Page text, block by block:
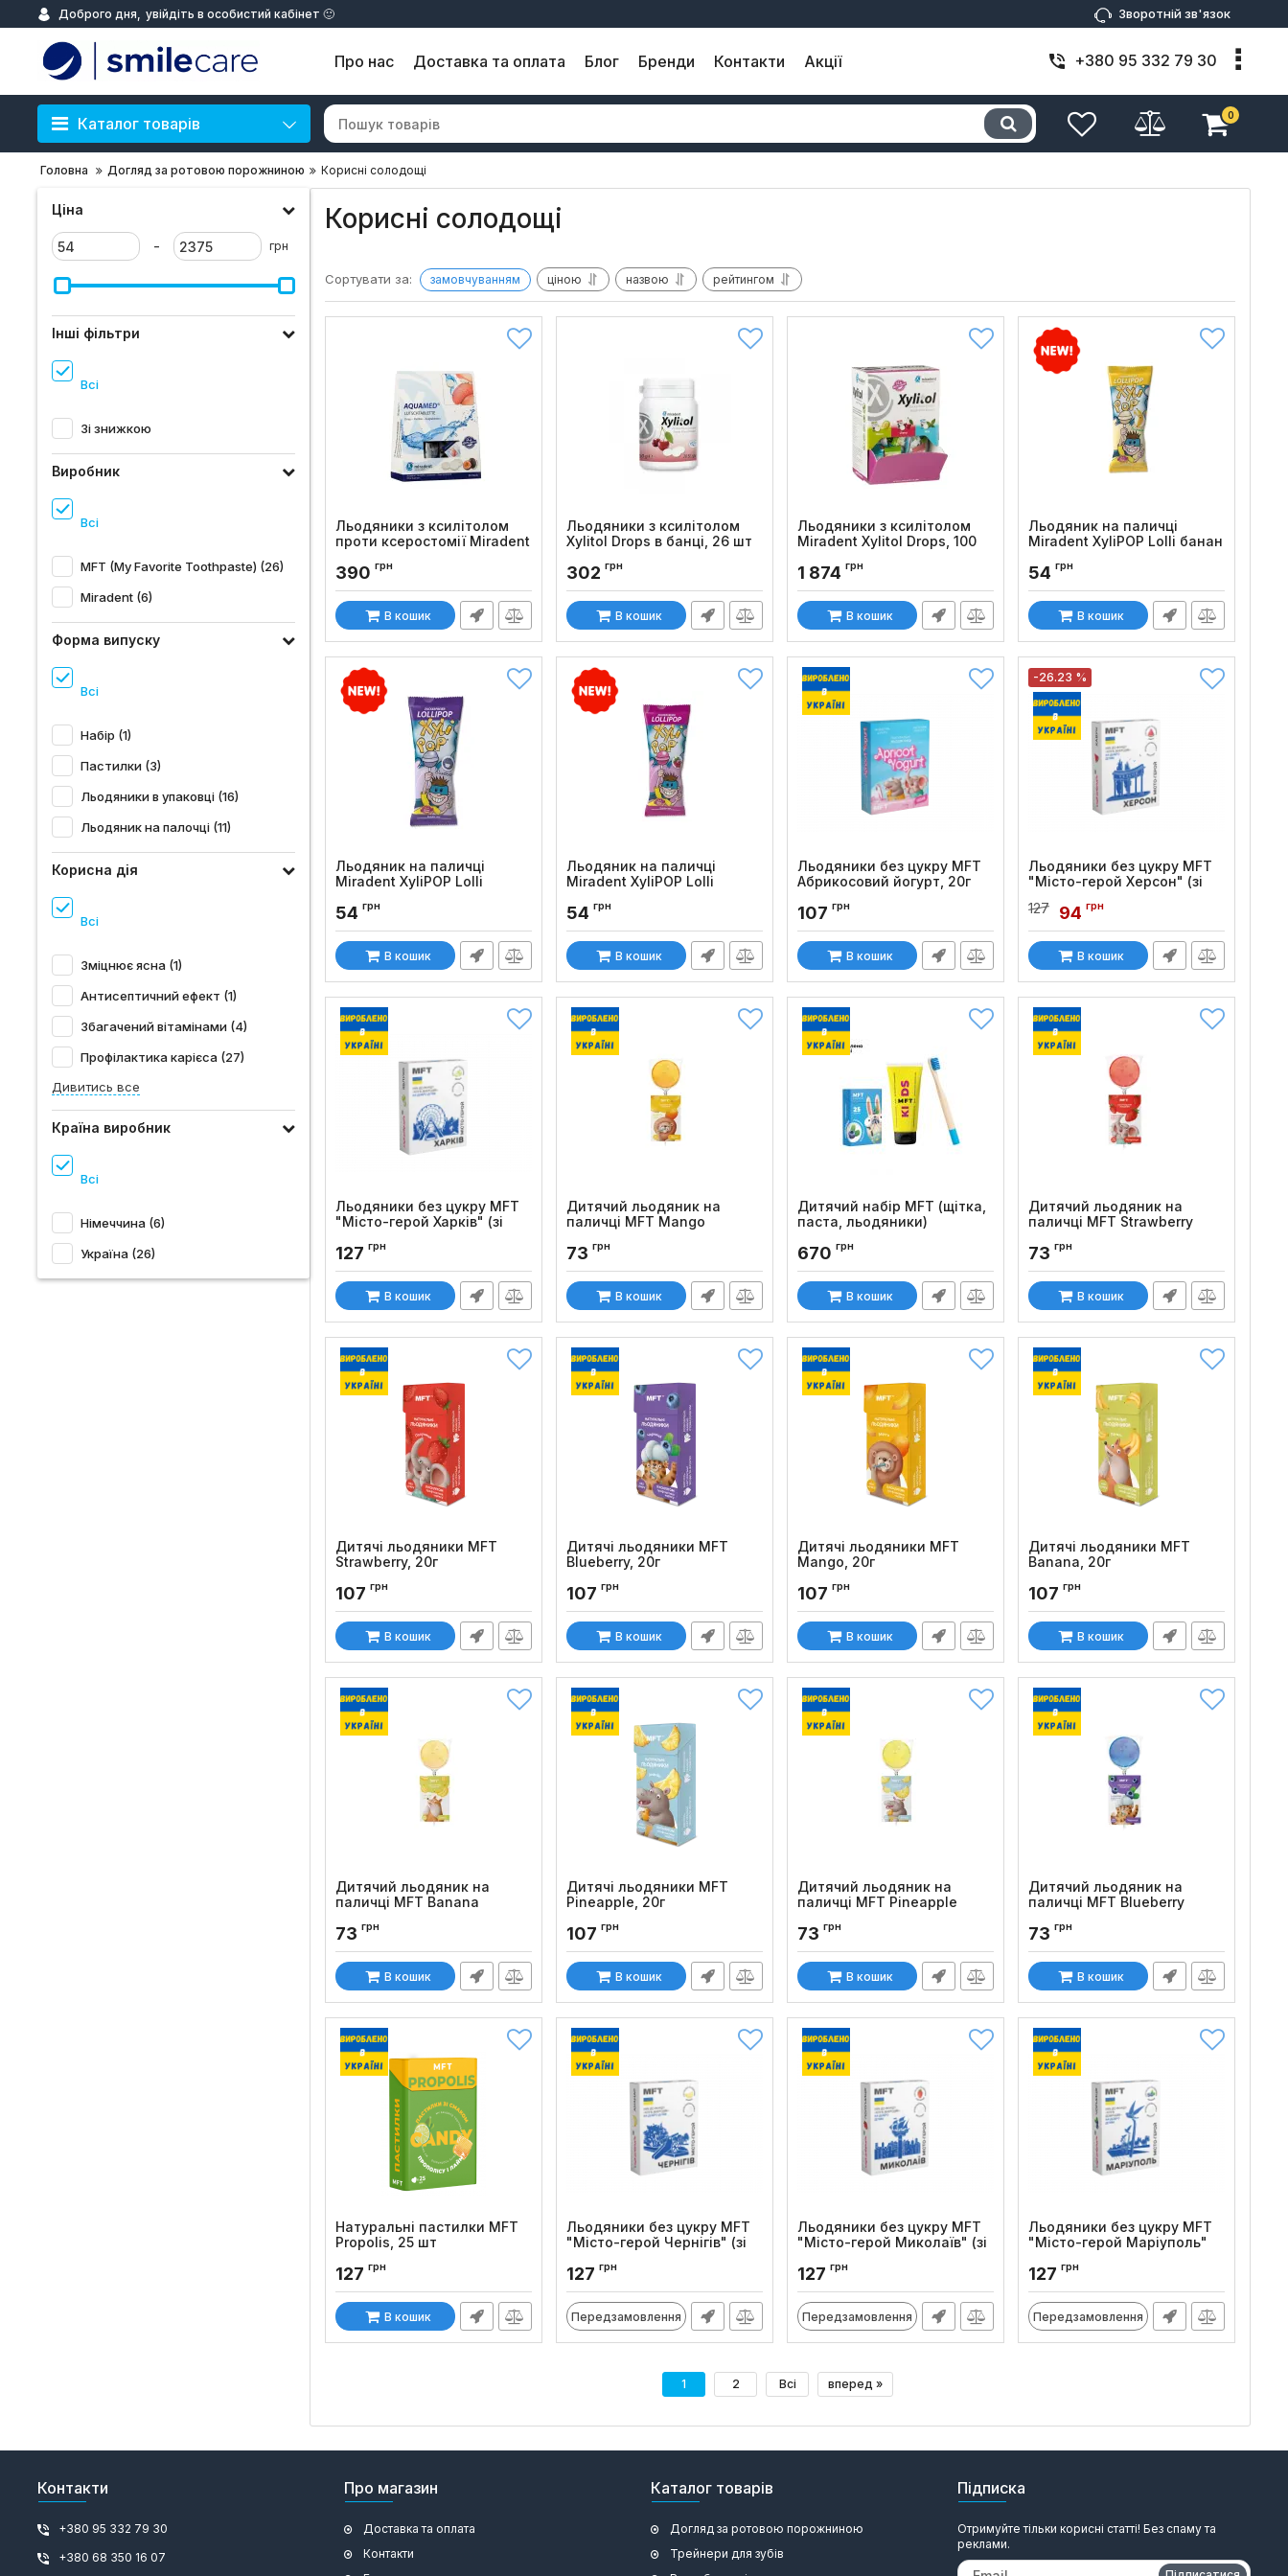
Доброго дня, увійдіть в особистий кабінет 🙂 Зворотній зв'язок
Про нас Доставка та оплата Блог Бренди Контакти Акції +380 95 332 79 30
Каталог товарів 0
Головна Догляд за ротовою порожниною Корисні солодощі
Ціна
- грн
Інші фільтри
Всі
Зі знижкою
Виробник
Всі
MFT (My Favorite Toothpaste) (26)
Miradent (6)
Форма випуску
Всі
Набір (1)
Пастилки (3)
Льодяники в упаковці (16)
Льодяник на палочці (11)
Корисна дія
Всі
Зміцнює ясна (1)
Антисептичний ефект (1)
Збагачений вітамінами (4)
Профілактика карієса (27)
Дивитись все
Країна виробник
Всі
Німеччина (6)
Україна (26)
Корисні солодощі
Сортувати за: замовчуванням ціною назвою рейтингом
Льодяники з ксилітолом
проти ксеростомії Miradent
Код товару:
390 грн
В кошик
Льодяники з ксилітолом
Xylitol Drops в банці, 26 шт
302 грн
В кошик
Льодяники з ксилітолом
Miradent Xylitol Drops, 100
Код товару:
1 874 грн
В кошик
Льодяник на паличці
Miradent XyliPOP Lolli банан
54 грн
В кошик
Льодяник на паличці
Miradent XyliPOP Lolli
Код товару:
54 грн
В кошик
Льодяник на паличці
Miradent XyliPOP Lolli
Код товару:
54 грн
В кошик
Льодяники без цукру MFT
Абрикосовий йогурт, 20г
107 грн
В кошик
-26.23 %
Льодяники без цукру MFT
"Місто-герой Херсон" (зі
Код товару:
127 94 грн
В кошик
Льодяники без цукру MFT
"Місто-герой Харків" (зі
Код товару:
127 грн
В кошик
Дитячий льодяник на
паличці MFT Mango
73 грн
В кошик
Дитячий набір MFT (щітка,
паста, льодяники)
670 грн
В кошик
Дитячий льодяник на
паличці MFT Strawberry
73 грн
В кошик
Дитячі льодяники MFT
Strawberry, 20г
107 грн
В кошик
Дитячі льодяники MFT
Blueberry, 20г
107 грн
В кошик
Дитячі льодяники MFT
Mango, 20г
107 грн
В кошик
Дитячі льодяники MFT
Banana, 20г
107 грн
В кошик
Дитячий льодяник на
паличці MFT Banana
73 грн
В кошик
Дитячі льодяники MFT
Pineapple, 20г
107 грн
В кошик
Дитячий льодяник на
паличці MFT Pineapple
73 грн
В кошик
Дитячий льодяник на
паличці MFT Blueberry
73 грн
В кошик
Натуральні пастилки MFT
Propolis, 25 шт
127 грн
В кошик
Льодяники без цукру MFT
"Місто-герой Чернігів" (зі
Код товару:
127 грн
Передзамовлення
Льодяники без цукру MFT
"Місто-герой Миколаїв" (зі
Код товару:
127 грн
Передзамовлення
Льодяники без цукру MFT
"Місто-герой Маріуполь"
Код товару:
127 грн
Передзамовлення
1 2 Всі вперед »
Контакти
+380 95 332 79 30
+380 68 350 16 07
Про магазин
Доставка та оплата
Контакти
Каталог товарів
Догляд за ротовою порожниною
Трейнери для зубів
Підписка
Отримуйте тільки корисні статті! Без спаму та
реклами.